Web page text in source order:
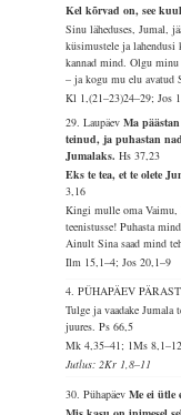
Kel kõrvad on, see
Sinu läheduses, Jumal,
küsimustele ja
kannad mind. Olgu
– ja kogu mu elu avatud
Kl 1,(21–23)24–29; Jos
29. LaupäevMa
teinud, ja puhastan
Jumalaks.Hs 37,23
Eks te tea, et te olete
3,16
Kingi mulle oma Vaimu,
teenistusse! Puhasta
Ainult Sina saad mind
Ilm 15,1–4; Jos 20,1–9
4. PÜHAPÄEV
Tulge ja vaadake Jumala
juures.Ps 66,5
Mk 4,35–41; 1Ms
Jutlus: 2Kr 1,8–11
30. PühapäevMe ei ütle